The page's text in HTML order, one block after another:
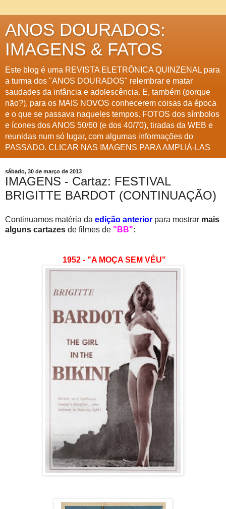
ANOS DOURADOS:
IMAGENS & FATOS
Este blog é uma REVISTA ELETRÔNICA QUINZENAL para
a turma dos "ANOS DOURADOS" relembrar e matar
saudades da infância e adolescência. E, também (porque
não?), para os MAIS NOVOS conhecerem coisas da época
e o que se passava naqueles tempos. FOTOS dos símbolos
e ícones dos ANOS 50/60 (e dos 40/70), tiradas da WEB e
reunidas num só lugar, com algumas informações do
PASSADO. CLICAR NAS IMAGENS PARA AMPLIÁ-LAS
sábado, 30 de março de 2013
IMAGENS - Cartaz: FESTIVAL
BRIGITTE BARDOT (CONTINUAÇÃO)
Continuamos matéria da edição anterior para mostrar mais
alguns cartazes de filmes de "BB":
1952 - "A MOÇA SEM VÉU"